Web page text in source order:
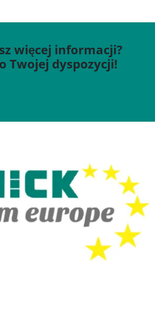
więcej informacji?
Twojej dyspozycji!